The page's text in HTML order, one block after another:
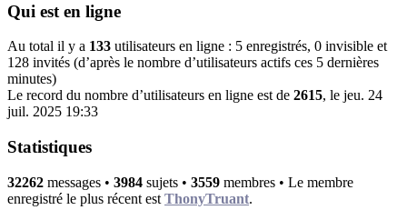
Qui est en ligne
Au total il y a 133 utilisateurs en ligne : 5 enregistrés, 0 invisible et
128 invités (d’après le nombre d’utilisateurs actifs ces 5 dernières
minutes)
Le record du nombre d’utilisateurs en ligne est de 2615, le jeu. 24
juil. 2025 19:33
Statistiques
32262 messages • 3984 sujets • 3559 membres • Le membre
enregistré le plus récent est ThonyTruant.